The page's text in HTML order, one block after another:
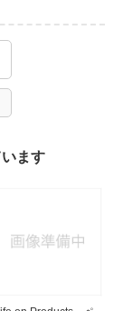
ます